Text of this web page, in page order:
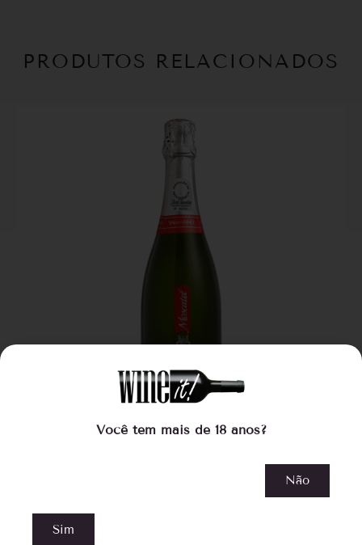
PRODUTOS RELACIONADOS
Você tem mais de 18 anos?
Não
Sim